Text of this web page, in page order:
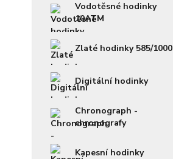
Vodotěsné hodinky
10ATM
Zlaté hodinky 585/1000
Digitální hodinky
Chronograph -
chronografy
Kapesní hodinky